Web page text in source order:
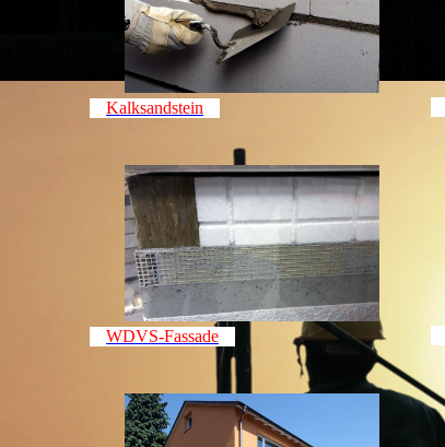
Kalksandstein
WDVS-Fassade